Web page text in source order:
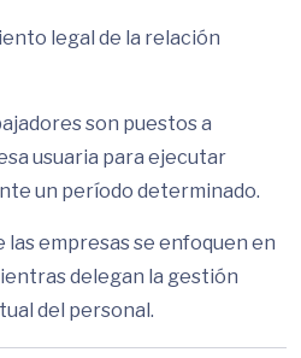
legal de la relación
son puestos a
usuaria para ejecutar
un período determinado.
empresas se enfoquen en
delegan la gestión
del personal.